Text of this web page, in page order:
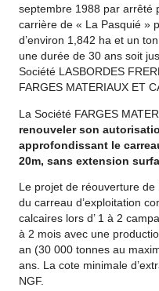
septembre 1988 par arrêté
carrière de « La Pasquié »
d’environ 1,842 ha et un
une durée de 30 ans soit
Société LASBORDES
FARGES MATERIAUX ET
La Société FARGES
renouveler son
approfondissant le
20m, sans extension
Le projet de réouverture
du carreau d’exploitation
calcaires lors d’ 1 à 2
à 2 mois avec une
an (30 000 tonnes au
ans. La cote minimale
NGF.